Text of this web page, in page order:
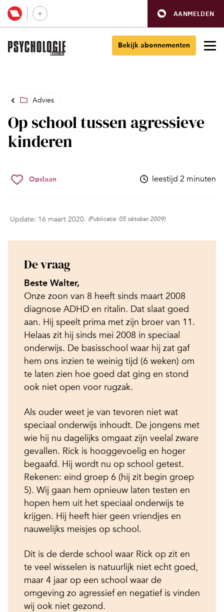
AANMELDEN
Bekijk abonnementen
Advies
Op school tussen agressieve
kinderen
Opslaan leestijd 2 minuten
Update: 16 maart 2020. (Publicatie: 05 oktober 2009)
De vraag
Beste Walter,
Onze zoon van 8 heeft sinds maart 2008
diagnose ADHD en ritalin. Dat slaat goed
aan. Hij speelt prima met zijn broer van 11.
Helaas zit hij sinds mei 2008 in speciaal
onderwijs. De basisschool waar hij zat gaf
hem ons inzien te weinig tijd (6 weken) om
te laten zien hoe goed dat ging en stond
ook niet open voor rugzak.
Als ouder weet je van tevoren niet wat
speciaal onderwijs inhoudt. De jongens met
wie hij nu dagelijks omgaat zijn veelal zware
gevallen. Rick is hooggevoelig en hoger
begaafd. Hij wordt nu op school getest.
Rekenen: eind groep 6 (hij zit begin groep
5). Wij gaan hem opnieuw laten testen en
hopen hem uit het speciaal onderwijs te
krijgen. Hij heeft hier geen vriendjes en
nauwelijks meisjes op school.
Dit is de derde school waar Rick op zit en
te veel wisselen is natuurlijk niet echt goed,
maar 4 jaar op een school waar de
omgeving zo agressief en negatief is vinden
wij ook niet gezond.